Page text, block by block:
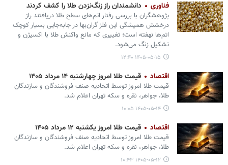
فناوری دانشمندان راز زنگ‌نزدن طلا را کشف کردند
پژوهشگران با بررسی رفتار اتم‌های سطح طلا دریافتند راز
درخشش همیشگی این فلز گران‌بها در جابه‌جایی بسیار کوچک
اتم‌ها نهفته است؛ تغییری که مانع واکنش طلا با اکسیژن و
تشکیل زنگ می‌شود.
۱۴۰۵-۰۵-۱۵ ۱۲:۴۰
اقتصاد قیمت طلا امروز چهارشنبه ۱۴ مرداد ۱۴۰۵
قیمت طلا امروز توسط اتحادیه صنف فروشندگان و سازندگان
طلا، جواهر، نقره و سکه تهران اعلام شد.
۱۴۰۵-۰۵-۱۴ ۱۰:۰۵
اقتصاد قیمت طلا امروز یکشنبه ۱۲ مرداد ۱۴۰۵
قیمت طلا امروز توسط اتحادیه صنف فروشندگان و سازندگان
طلا، جواهر، نقره و سکه تهران اعلام شد.
۱۴۰۵-۰۵-۱۲ ۱۰:۴۳